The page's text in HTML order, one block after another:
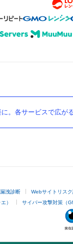
。各サービスで広が
洩診断 Webサイトリス
） サイバー攻撃対策（